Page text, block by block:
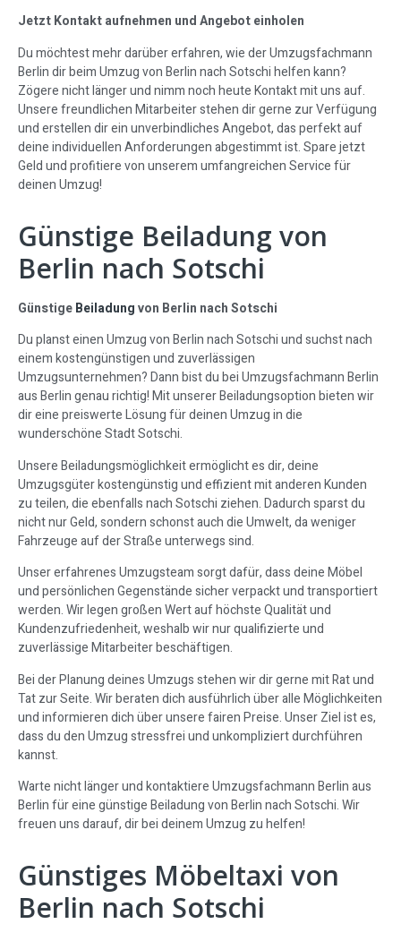
Jetzt Kontakt aufnehmen und Angebot einholen
Du möchtest mehr darüber erfahren, wie der Umzugsfachmann
Berlin dir beim Umzug von Berlin nach Sotschi helfen kann?
Zögere nicht länger und nimm noch heute Kontakt mit uns auf.
Unsere freundlichen Mitarbeiter stehen dir gerne zur Verfügung
und erstellen dir ein unverbindliches Angebot, das perfekt auf
deine individuellen Anforderungen abgestimmt ist. Spare jetzt
Geld und profitiere von unserem umfangreichen Service für
deinen Umzug!
Günstige Beiladung von
Berlin nach Sotschi
GünstigeBeiladungvon Berlin nach Sotschi
Du planst einen Umzug von Berlin nach Sotschi und suchst nach
einem kostengünstigen und zuverlässigen
Umzugsunternehmen? Dann bist du bei Umzugsfachmann Berlin
aus Berlin genau richtig! Mit unserer Beiladungsoption bieten wir
dir eine preiswerte Lösung für deinen Umzug in die
wunderschöne Stadt Sotschi.
Unsere Beiladungsmöglichkeit ermöglicht es dir, deine
Umzugsgüter kostengünstig und effizient mit anderen Kunden
zu teilen, die ebenfalls nach Sotschi ziehen. Dadurch sparst du
nicht nur Geld, sondern schonst auch die Umwelt, da weniger
Fahrzeuge auf der Straße unterwegs sind.
Unser erfahrenes Umzugsteam sorgt dafür, dass deine Möbel
und persönlichen Gegenstände sicher verpackt und transportiert
werden. Wir legen großen Wert auf höchste Qualität und
Kundenzufriedenheit, weshalb wir nur qualifizierte und
zuverlässige Mitarbeiter beschäftigen.
Bei der Planung deines Umzugs stehen wir dir gerne mit Rat und
Tat zur Seite. Wir beraten dich ausführlich über alle Möglichkeiten
und informieren dich über unsere fairen Preise. Unser Ziel ist es,
dass du den Umzug stressfrei und unkompliziert durchführen
kannst.
Warte nicht länger und kontaktiere Umzugsfachmann Berlin aus
Berlin für eine günstige Beiladung von Berlin nach Sotschi. Wir
freuen uns darauf, dir bei deinem Umzug zu helfen!
Günstiges Möbeltaxi von
Berlin nach Sotschi